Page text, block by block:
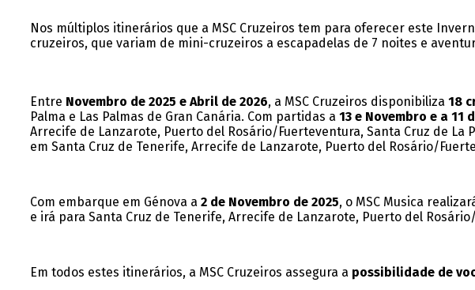
Nos múltiplos itinerários que a MSC Cruzeiros tem para oferecer este
cruzeiros, que variam de mini-cruzeiros a escapadelas de 7 noites e
Entre Novembro de 2025 e Abril de 2026, a MSC Cruzeiros disponibiliza 18
Palma e Las Palmas de Gran Canária. Com partidas a 13 e Novembro e a 11
Arrecife de Lanzarote, Puerto del Rosário/Fuerteventura, Santa Cruz de La
em Santa Cruz de Tenerife, Arrecife de Lanzarote, Puerto del Rosário/
Com embarque em Génova a 2 de Novembro de 2025, o MSC Musica
e irá para Santa Cruz de Tenerife, Arrecife de Lanzarote, Puerto del
Em todos estes itinerários, a MSC Cruzeiros assegura a possibilidade de